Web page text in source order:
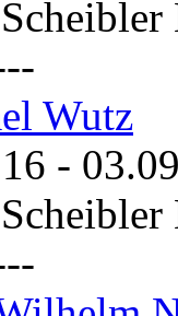
Wutz
-